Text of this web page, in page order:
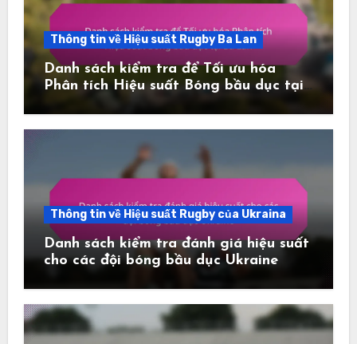
Thông tin về Hiệu suất Rugby Ba Lan
Danh sách kiểm tra để Tối ưu hóa
Phân tích Hiệu suất Bóng bầu dục tại
Ba Lan
Thông tin về Hiệu suất Rugby của Ukraina
Danh sách kiểm tra đánh giá hiệu suất
cho các đội bóng bầu dục Ukraine